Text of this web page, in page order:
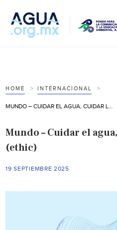
HOME INTERNACIONAL
Mundo – Cuidar el
(ethic)
19 SEPTIEMBRE 2025